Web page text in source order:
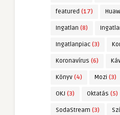
featured (17)
Ingatlan (8)
Ingatlanpiac (3)
Koronavírus (6)
Könyv (4) Mozi (3)
OKJ (3) Oktatás (5)
SodaStream (3)